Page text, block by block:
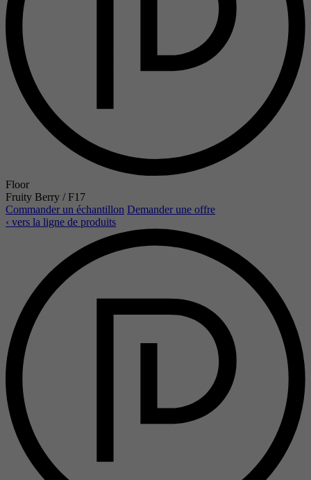
Floor
Fruity Berry / F17
Commander un échantillon Demander une offre
‹ vers la ligne de produits